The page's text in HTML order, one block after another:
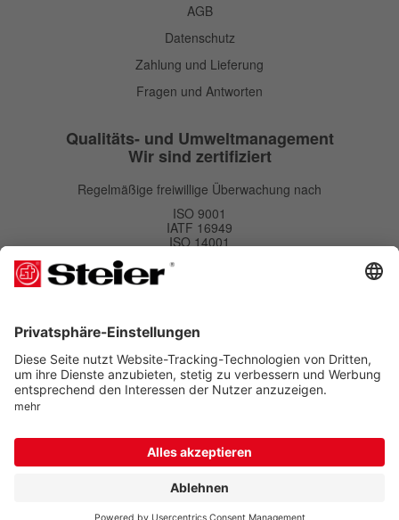
AGB
Datenschutz
Zahlung und Lieferung
Fragen und Antworten
Qualitäts- und Umweltmanagement
Wir sind zertifiziert
Regelmäßige freiwillige Überwachung nach
ISO 9001
IATF 16949
ISO 14001
Kostenlos bestellen und Vorteile sichern. Eine Abmeldung ist jederzeit möglich.
Folgen Sie uns auf
© 2022 - 2026 Max Steier GmbH & Co. KG